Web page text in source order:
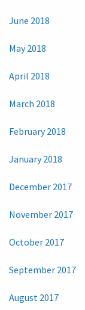
June 2018
May 2018
April 2018
March 2018
February 2018
January 2018
December 2017
November 2017
October 2017
September 2017
August 2017